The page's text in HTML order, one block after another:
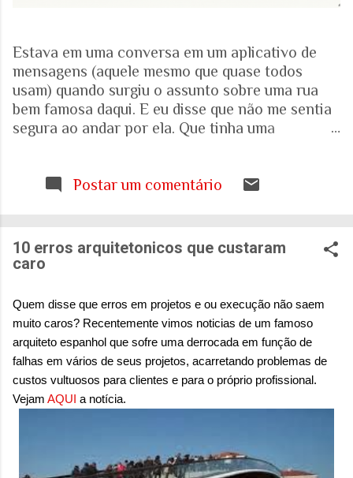
Estava em uma conversa em um aplicativo de
mensagens (aquele mesmo que quase todos
usam) quando surgiu o assunto sobre uma rua
bem famosa daqui. E eu disse que não me sentia
segura ao andar por ela. Que tinha uma
visão (e experiência) das mulheres sobre o que é
acadêmicos e governamentais recentes para
entender mais sobre a realidade. É mesmo
Patrícia Galvão em parceria com o Instituto
Locomotiva, divulgada em setembro de 2024,
mostrou um dado alarmante: que 97% das
brasileiras sentem medo de sofrer violência
quando se deslocam pela cidade. A mesma
pesquisa aponta que 71% das mulheres já
sofreram algum tipo de violência durante seus
e LBT, os índices sobem ainda mais. Isso não é
sensação isolada. Se per...
Postar um comentário
10 erros arquitetonicos que custaram
caro
Quem disse que erros em projetos e ou execução não saem
muito caros? Recentemente vimos noticias de um famoso
arquiteto espanhol que sofre uma derrocada em função de
falhas em vários de seus projetos, acarretando problemas de
custos vultuosos para clientes e para o próprio profissional.
Vejam AQUI a notícia.